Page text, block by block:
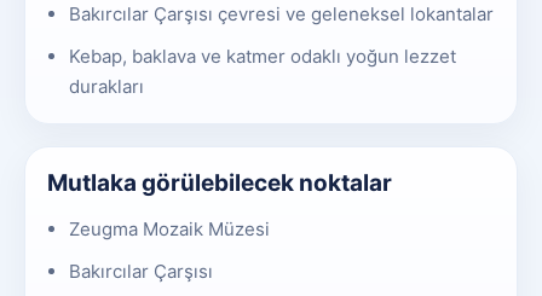
Bakırcılar Çarşısı çevresi ve geleneksel lokantalar
Kebap, baklava ve katmer odaklı yoğun lezzet
durakları
Mutlaka görülebilecek noktalar
Zeugma Mozaik Müzesi
Bakırcılar Çarşısı